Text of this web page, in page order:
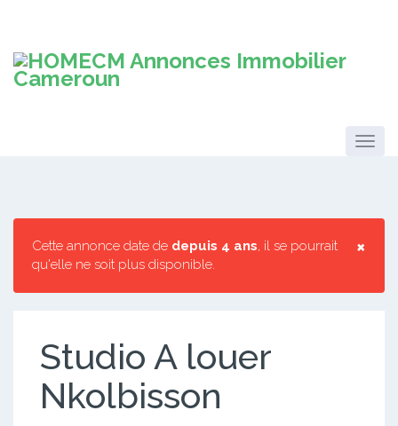
×
Cette annonce date de depuis 4 ans, il se pourrait
qu'elle ne soit plus disponible.
Studio A louer
Nkolbisson